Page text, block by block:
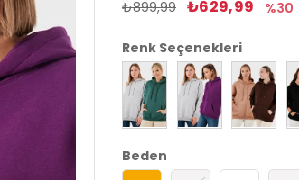
₺899,99 ₺629,99 30
Renk Seçenekleri
Beden